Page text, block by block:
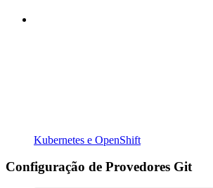
Kubernetes e OpenShift
Configuração de Provedores Git